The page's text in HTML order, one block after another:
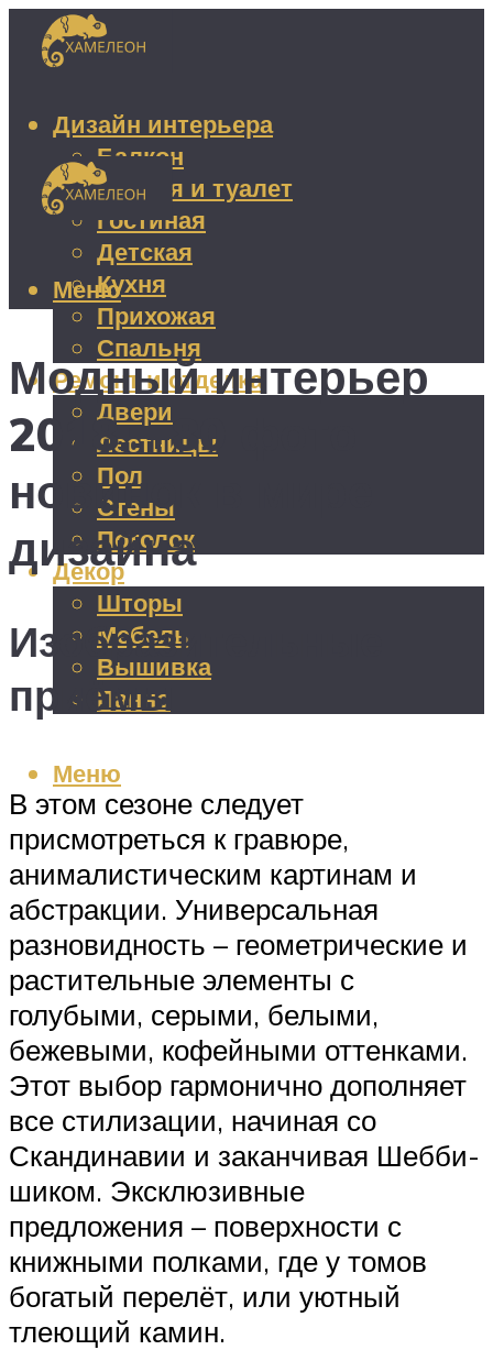
Дизайн интерьера
Балкон
Ванная и туалет
Гостиная
Детская
Кухня
Прихожая
Спальня
Ремонт и отделка
Двери
Лестницы
Пол
Стены
Потолок
Декор
Шторы
Мебель
Вышивка
Панно
Меню
Меню
Модный интерьер
2018: +80 фото
новинок в мире
дизайна
Изобразительные
приёмы
В этом сезоне следует
присмотреться к гравюре,
анималистическим картинам и
абстракции. Универсальная
разновидность – геометрические и
растительные элементы с
голубыми, серыми, белыми,
бежевыми, кофейными оттенками.
Этот выбор гармонично дополняет
все стилизации, начиная со
Скандинавии и заканчивая Шебби-
шиком. Эксклюзивные
предложения – поверхности с
книжными полками, где у томов
богатый перелёт, или уютный
тлеющий камин.